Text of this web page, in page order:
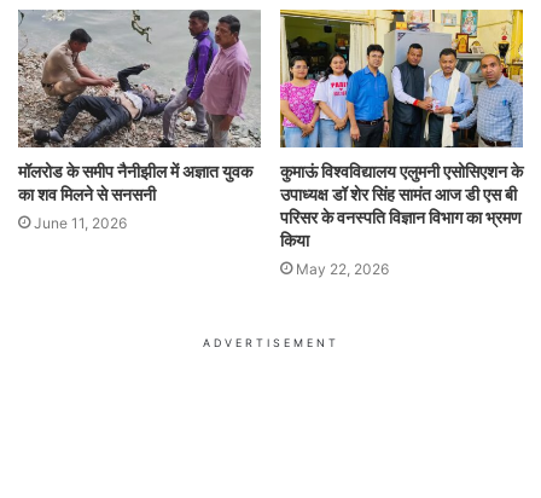
मॉलरोड के समीप नैनीझील में अज्ञात युवक
का शव मिलने से सनसनी
June 11, 2026
कुमाऊं विश्वविद्यालय एलुमनी एसोसिएशन के
उपाध्यक्ष डॉ शेर सिंह सामंत आज डी एस बी
परिसर के वनस्पति विज्ञान विभाग का भ्रमण
किया
May 22, 2026
ADVERTISEMENT